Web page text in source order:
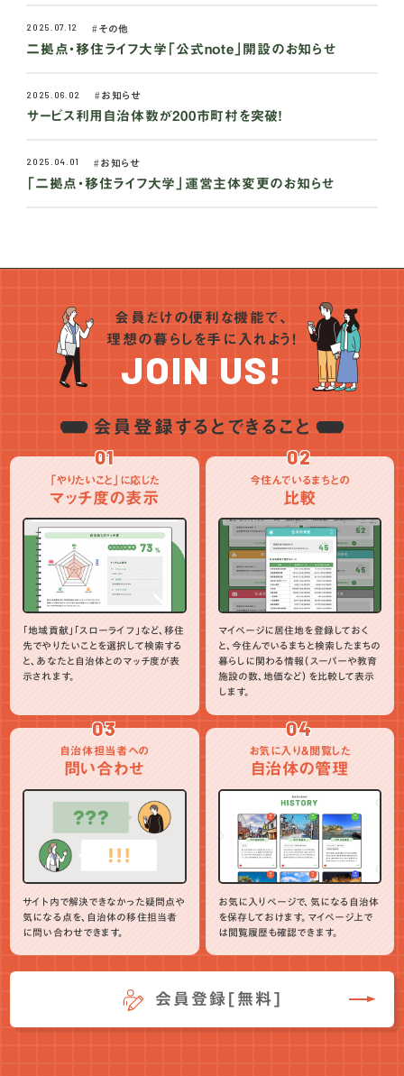
2025.07.12 その他
二拠点・移住ライフ大学「公式note」開設のお知らせ
2025.06.02 お知らせ
サービス利用自治体数が200市町村を突破！
2025.04.01 お知らせ
「二拠点・移住ライフ大学」運営主体変更のお知らせ
会員だけの便利な機能で、
理想の暮らしを手に入れよう！
JOIN US!
会員登録するとできること
01
「やりたいこと」に応じた
マッチ度の表示
「地域貢献」「スローライフ」など、移住
先でやりたいことを選択して検索する
と、あなたと自治体とのマッチ度が表
示されます。
02
今住んでいるまちとの
比較
マイページに居住地を登録しておく
と、今住んでいるまちと検索したまちの
暮らしに関わる情報（スーパーや教育
施設の数、地価など）を比較して表示
します。
03
自治体担当者への
問い合わせ
サイト内で解決できなかった疑問点や
気になる点を、自治体の移住担当者
に問い合わせできます。
04
お気に入り＆閲覧した
自治体の管理
お気に入りページで、気になる自治体
を保存しておけます。マイページ上で
は閲覧履歴も確認できます。
会員登録[無料]